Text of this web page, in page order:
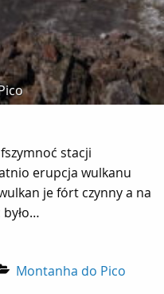
stacji
erupcja wulkanu
je fórt czynny a na
Montanha do Pico